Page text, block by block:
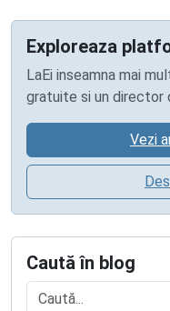
Exploreaza
LaEi inseamna mai
gratuite si un director
Vezi
Caută în blog